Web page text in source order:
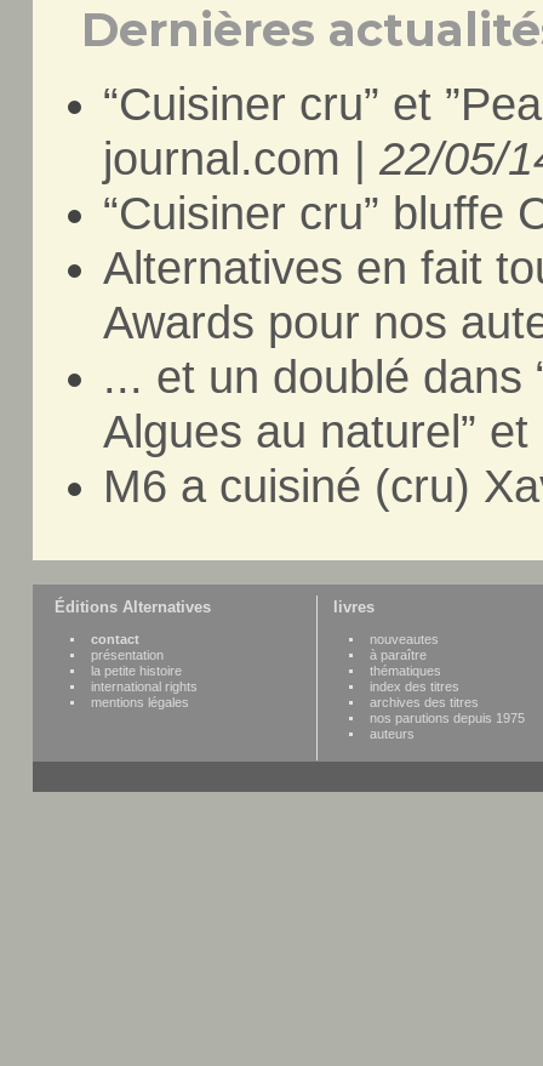
Dernières
“Cuisiner cru” et
journal.com |22/05/
“Cuisiner cru” bluffe
Alternatives en fait
Awards pour nos
... et un doublé dans
Algues au naturel”
M6 a cuisiné (cru)
Éditions Alternatives
contact
présentation
la petite histoire
international rights
mentions légales
livres
nouveautes
à paraître
thématiques
index des titres
archives des titres
nos parutions depuis 1975
auteurs